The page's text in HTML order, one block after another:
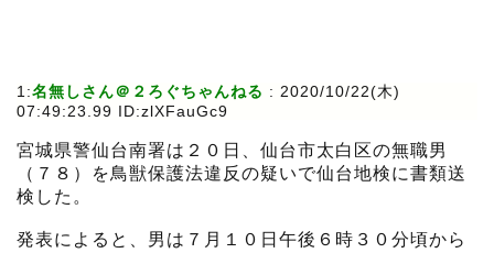
1:名無しさん＠２ろぐちゃんねる : 2020/10/22(木)
07:49:23.99 ID:zlXFauGc9
宮城県警仙台南署は２０日、仙台市太白区の無職男
（７８）を鳥獣保護法違反の疑いで仙台地検に書類送
検した。
発表によると、男は７月１０日午後６時３０分頃から